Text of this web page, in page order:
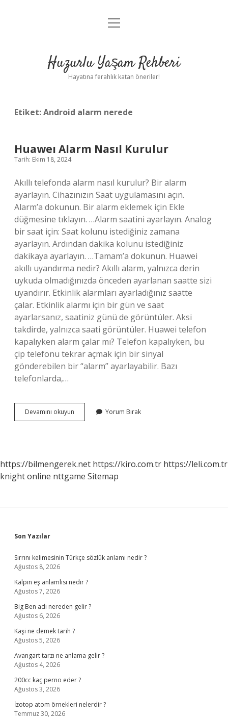
Anasayfa
Yasal Uyarı
menüyü
Huzurlu Yaşam Rehberi
Hayatına ferahlık katan öneriler!
Etiket:Android alarm nerede
Huaweı Alarm Nasıl Kurulur
Tarih: Ekim 18, 2024
Akıllı telefonda alarm nasıl kurulur? Bir alarm
ayarlayın. Cihazınızın Saat uygulamasını açın.
Alarm’a dokunun. Bir alarm eklemek için Ekle
düğmesine tıklayın. …Alarm saatini ayarlayın. Analog
bir saat için: Saat kolunu istediğiniz zamana
ayarlayın. Ardından dakika kolunu istediğiniz
dakikaya ayarlayın. …Tamam’a dokunun. Huawei
akıllı uyandırma nedir? Akıllı alarm, yalnızca derin
uykuda olmadığınızda önceden ayarlanan saatte sizi
uyandırır. Etkinlik alarmları ayarladığınız saatte
çalar. Etkinlik alarmı için bir gün ve saat
ayarlarsanız, saatiniz günü de görüntüler. Aksi
takdirde, yalnızca saati görüntüler. Huawei telefon
kapalıyken alarm çalar mı? Telefon kapalıyken, bu
çip telefonu tekrar açmak için bir sinyal
gönderebilen bir “alarm” ayarlayabilir. Bazı
telefonlarda,…
Devamını okuyun
Alarm
Yorum Bırak
https://bilmengerek.net https://kiro.com.tr https://leli.com.tr
knight online nttgame Sitemap
Sidebar
Son Yazılar
Sırrını kelimesinin Türkçe sözlük anlamı nedir ?
Ağustos 8, 2026
Kalpın eş anlamlısı nedir ?
Ağustos 7, 2026
Big Ben adı nereden gelir ?
Ağustos 6, 2026
Kaşi ne demek tarih ?
Ağustos 5, 2026
Avangart tarzı ne anlama gelir ?
Ağustos 4, 2026
200cc kaç perno eder ?
Ağustos 3, 2026
İzotop atom örnekleri nelerdir ?
Temmuz 30, 2026